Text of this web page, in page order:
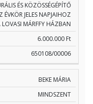
ÉS KÖZÖSSÉGÉPÍTŐ
ÉVKÖR JELES NAPJAIHOZ
MÁRFFY HÁZBAN
6.000.000 Ft
650108/00006
BEKE MÁRIA
MINDSZENT